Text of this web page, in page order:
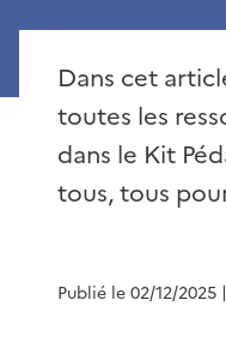
Dans cet
toutes les
dans le Kit
tous, tous
Publié le 02/12/2025